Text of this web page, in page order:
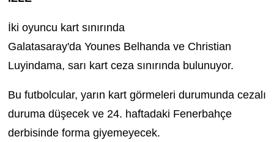
İki oyuncu kart sınırında
Galatasaray'da Younes Belhanda ve Christian
Luyindama, sarı kart ceza sınırında bulunuyor.
Bu futbolcular, yarın kart görmeleri durumunda cezalı
duruma düşecek ve 24. haftadaki Fenerbahçe
derbisinde forma giyemeyecek.